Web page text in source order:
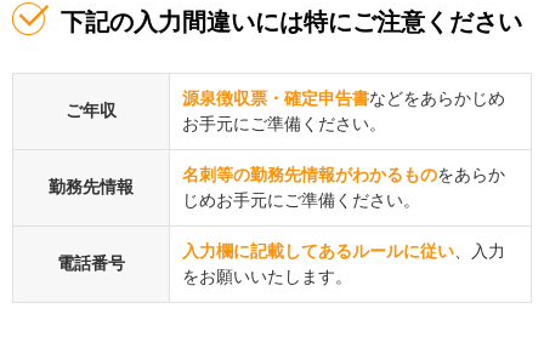
下記の入力間違いには特にご注意ください
ご年収
源泉徴収票・確定申告書などをあらかじめ
お手元にご準備ください。
勤務先情報
名刺等の勤務先情報がわかるものをあらか
じめお手元にご準備ください。
電話番号
入力欄に記載してあるルールに従い 、入力
をお願いいたします。